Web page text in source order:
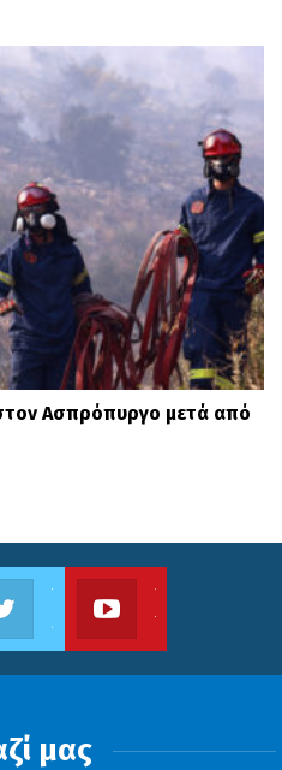
Ασπρόπυργο μετά από
μας